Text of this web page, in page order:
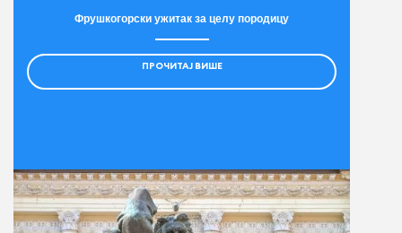
Фрушкогорски ужитак за целу породицу
ПРОЧИТАЈ ВИШЕ